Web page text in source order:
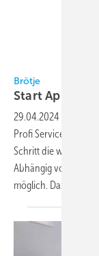
Brötje
StartApp
29.04.2024
Profi Service Set
Schritt die
Abhängig vom
möglich. Dazu